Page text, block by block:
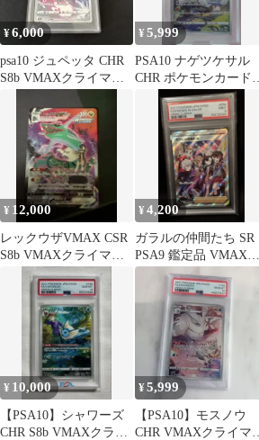
¥6,000
psa10 ジュペッタ CHR
S8b VMAXクライマッ
¥5,999
PSA10 ナゲツケサル
CHR ポケモンカード
VMAXクライマックス
¥ 12,000
レックウザVMAX CSR
S8b VMAXクライマッ
クス 252/184
¥4,200
ガラルの仲間たち SR
PSA9 鑑定品 VMAXク
ライマックス
¥ 10,000
【PSA10】シャワーズ
CHR S8b VMAXクライ
¥5,999
【PSA10】モスノウ
CHR VMAXクライマッ